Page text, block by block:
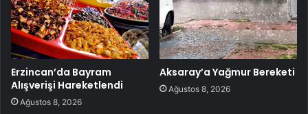
Erzincan’da Bayram
Alışverişi Hareketlendi
Ağustos 8, 2026
Aksaray’a Yağmur Bereketi
Ağustos 8, 2026